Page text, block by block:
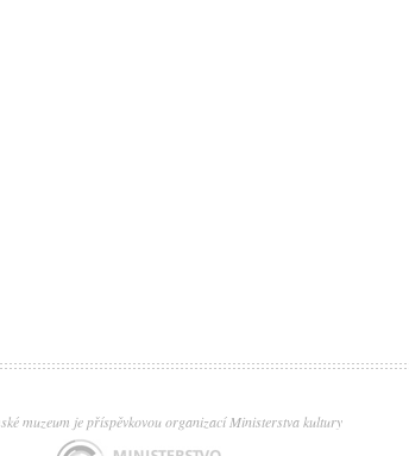
muzeum je příspěvkovou organizací Ministerstva kultury